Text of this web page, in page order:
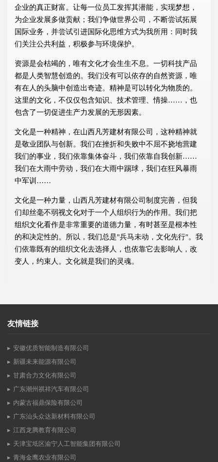
企业的真正财富。让每一位员工发挥其潜能，实现梦想，
为企业发展多做贡献；我们争做世界公司，不断尝试拓展
国际业务，并尝试引进国际化思维方式为我所用：同时我
们关注公共利益，积极参与环境保护。
资源是会枯竭的，唯有文化才会生生不息。一切科技产品
都是人类智慧创造的。我们没有可以依存的自然资源，唯
有在人的头脑中创造出奇迹。精神是可以转化为物质的。
这里的文化，不仅仅包含知识、技术管理、情操……，也
包含了一切促进生产力发展的无形因素。
文化是一种精神，在山西凡芳建材有限公司，这种精神就
是敬业团队与创新。我们在挫折和失败中不屈不挠地营建
我们的事业，我们依靠集体奋斗，我们依靠自我创新……
我们在大雨中劳动，我们在大雨中踢球，我们在狂风暴雨
中军训……
文化是一种力量，山西凡芳建材有限公司制度完善，但我
们却丝毫不弱视文化对于一个人组织行为的作用。我们把
组织文化看作是非常重要的道德力量，有时甚至是根本性
的和决定性的。所以，我们总是"兵马未动，文化先行"。我
们依靠既有的组织文化去选择人，也依靠它去影响人，改
变人，约束人。文化就是我们的灵魂。
友情链接
安徽优质智能制造有限公司
新疆未来能源有限公司
甘肃合力文化有限公司
广东潮州祺祥汽车有限公司
内蒙古福鼎保险有限公司
广东汕头众达新材料有限公司
江西龙腾教育有限公司
天津宝坻区渝宁人工智能集团有限公司
青海金鹰农业有限公司